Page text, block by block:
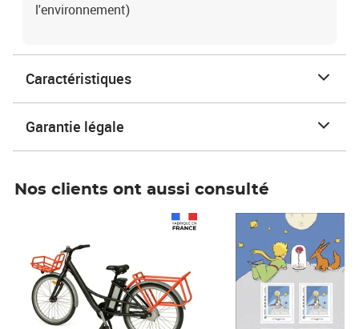
l'environnement)
Caractéristiques
Garantie légale
Nos clients ont aussi consulté
Prix 6,25€ HT